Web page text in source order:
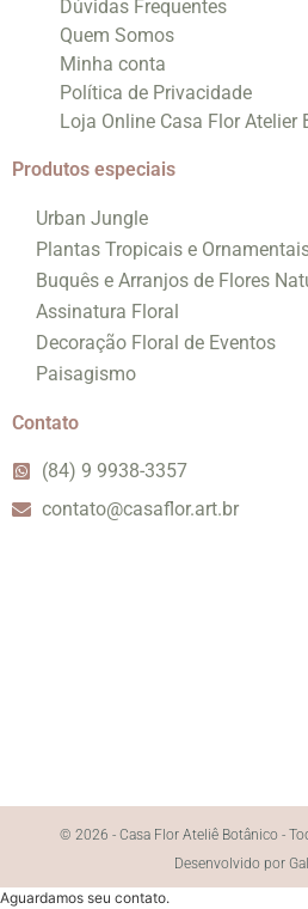
Dúvidas Frequentes
Quem Somos
Minha conta
Política de Privacidade
Loja Online Casa Flor Atelier
Produtos especiais
Urban Jungle
Plantas Tropicais e
Buquês e Arranjos de Flores
Assinatura Floral
Decoração Floral de Eventos
Paisagismo
Contato
(84) 9 9938-3357
contato@casaflor.art.br
© 2026 - Casa Flor Ateliê Botânico -
Desenvolvido por
Aguardamos seu contato.